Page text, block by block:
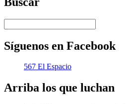
Síguenos en Facebook
567 El Espacio
Arriba los que luchan